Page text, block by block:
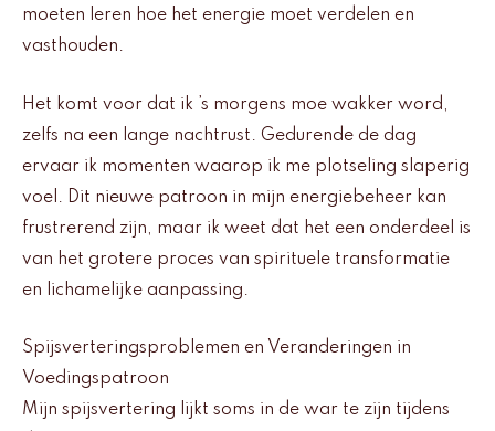
moeten leren hoe het energie moet verdelen en
vasthouden.
Het komt voor dat ik ’s morgens moe wakker word,
zelfs na een lange nachtrust. Gedurende de dag
ervaar ik momenten waarop ik me plotseling slaperig
voel. Dit nieuwe patroon in mijn energiebeheer kan
frustrerend zijn, maar ik weet dat het een onderdeel is
van het grotere proces van spirituele transformatie
en lichamelijke aanpassing.
Spijsverteringsproblemen en Veranderingen in
Voedingspatroon
Mijn spijsvertering lijkt soms in de war te zijn tijdens